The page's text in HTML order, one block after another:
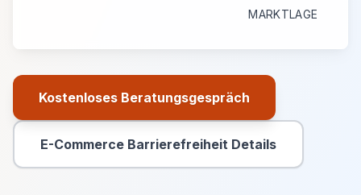
MARKTLAGE
Kostenloses Beratungsgespräch
Primäre Aktion
E-Commerce Barrierefreiheit Details
Sekundäre Aktion